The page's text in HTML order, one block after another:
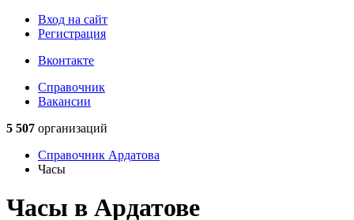
Вход на сайт
Регистрация
Вконтакте
Справочник
Вакансии
5 507 организаций
Справочник Ардатова
Часы
Часы в Ардатове